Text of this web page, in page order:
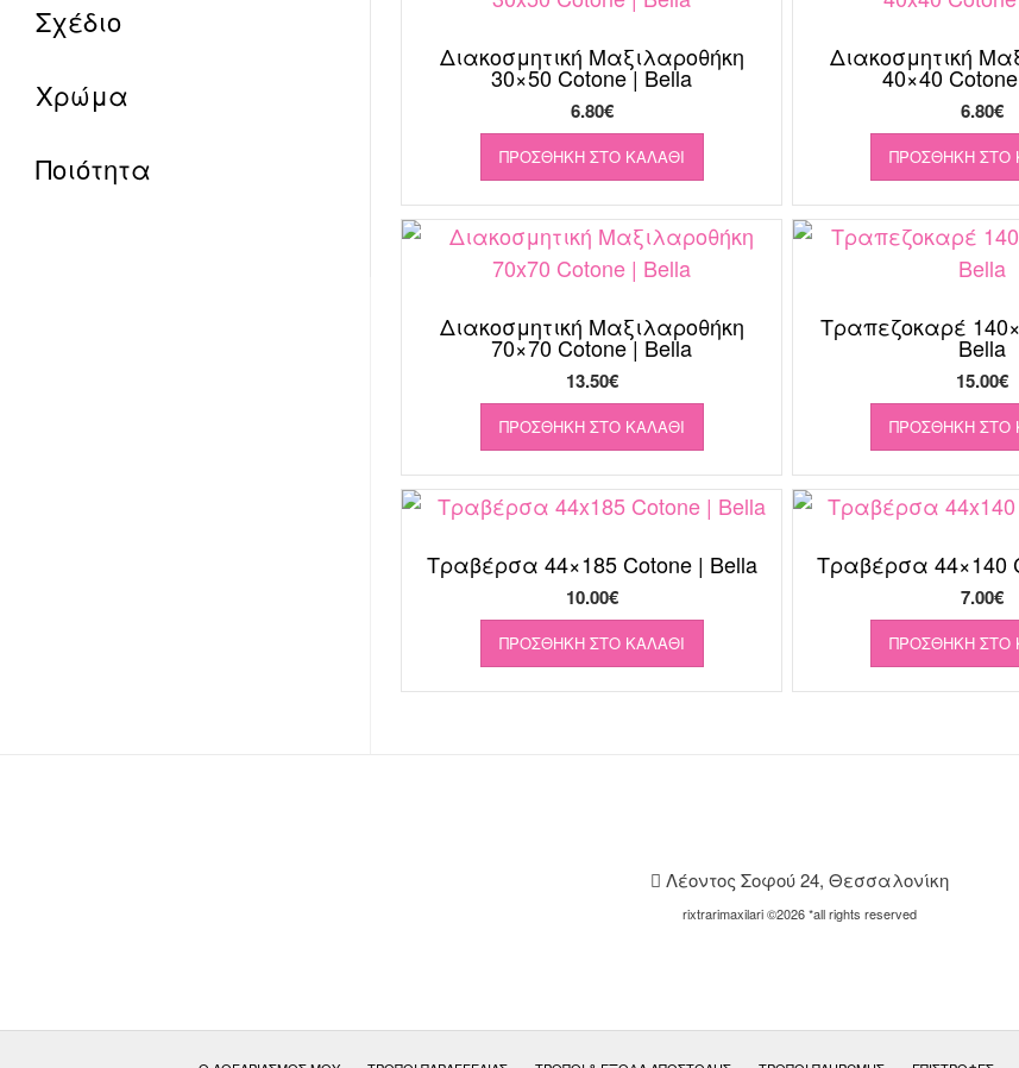
Διακοσμητική Μαξιλαροθήκη
30×50 Cotone | Bella
6.80€
ΠΡΟΣΘΉΚΗ ΣΤΟ ΚΑΛΆΘΙ
Διακοσμητική
40×40
6.80€
ΠΡΟΣΘΉΚΗ ΣΤΟ
Διακοσμητική Μαξιλαροθήκη
70×70 Cotone | Bella
13.50€
ΠΡΟΣΘΉΚΗ ΣΤΟ ΚΑΛΆΘΙ
Τραπεζοκαρέ
Bella
15.00€
ΠΡΟΣΘΉΚΗ ΣΤΟ
Τραβέρσα 44×185 Cotone | Bella
10.00€
ΠΡΟΣΘΉΚΗ ΣΤΟ ΚΑΛΆΘΙ
Τραβέρσα 44×140
7.00€
ΠΡΟΣΘΉΚΗ ΣΤΟ
Σχέδιο
Χρώμα
Ποιότητα
Λέοντος Σοφού 24, Θεσσαλονίκη
rixtrarimaxilari ©2026 *all rights reserved